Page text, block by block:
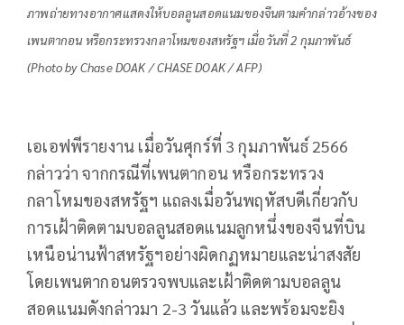
ภาพถ่ายทางอากาศแสดงให้บอลลูนสอดแนมของจีนตามคำกล่าวอ้างของ
เพนตากอน หรือกระทรวงกลาโหมของสหรัฐฯ เมื่อวันที่ 2 กุมภาพันธ์
(Photo by Chase DOAK / CHASE DOAK / AFP)
เอเอฟพีรายงาน เมื่อวันศุกร์ที่ 3 กุมภาพันธ์ 2566
กล่าวว่า จากกรณีที่เพนตากอน หรือกระทรวง
กลาโหมของสหรัฐฯ แถลงเมื่อวันพฤหัสบดีเกี่ยวกับ
การเฝ้าติดตามบอลลูนสอดแนมลูกหนึ่งของจีนที่บิน
เหนือน่านฟ้าสหรัฐฯอย่างผิดกฏหมายและน่าสงสัย
โดยเพนตากอนตรวจพบและเฝ้าติดตามบอลลูน
สอดแนมดังกล่าวมา 2-3 วันแล้ว และพร้อมจะยิง